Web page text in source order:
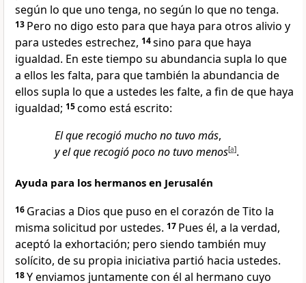
según lo que uno tenga, no según lo que no tenga.
13 Pero no digo esto para que haya para otros alivio y
para ustedes estrechez, 14sino para que haya
igualdad. En este tiempo su abundancia supla lo que
a ellos les falta, para que también la abundancia de
ellos supla lo que a ustedes les falte, a fin de que haya
igualdad; 15como está escrito:
El que recogió mucho no tuvo más,
y el que recogió poco no tuvo menos[a].
Ayuda para los hermanos en Jerusalén
16 Gracias a Dios que puso en el corazón de Tito la
misma solicitud por ustedes. 17 Pues él, a la verdad,
aceptó la exhortación; pero siendo también muy
solícito, de su propia iniciativa partió hacia ustedes.
18Y enviamos juntamente con él al hermano cuyo